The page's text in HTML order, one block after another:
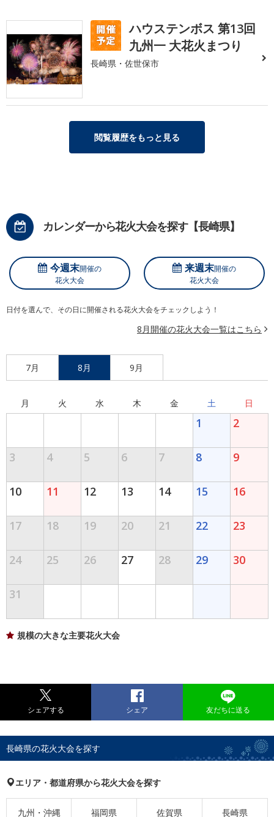
ハウステンボス 第13回
九州一 大花火まつり
長崎県・佐世保市
閲覧履歴をもっと見る
カレンダーから花火大会を探す【長崎県】
今週末開催の
花火大会
来週末開催の
花火大会
日付を選んで、その日に開催される花火大会をチェックしよう！
8月開催の花火大会一覧はこちら
7月 8月 9月
月 火 水 木 金 土 日
1 2
3 4 5 6 7 8 9
10 11 12 13 14 15 16
17 18 19 20 21 22 23
24 25 26 27 28 29 30
31
規模の大きな主要花火大会
シェアする シェア 友だちに送る
長崎県の花火大会を探す
エリア・都道府県から花火大会を探す
九州・沖縄 福岡県 佐賀県 長崎県